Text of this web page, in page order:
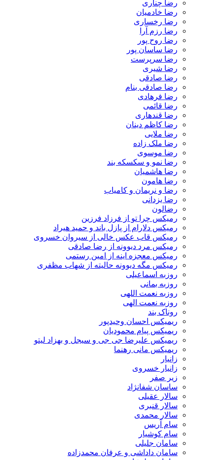
رضا چناری
رضا خادمیان
رضا رخساری
رضا رزم آرا
رضا روح پور
رضا ساسان پور
رضا سرپرست
رضا شیری
رضا صادقی
رضا صادقی بنام
رضا فرهادی
رضا قائمی
رضا قندهاری
رضا کاظم دینان
رضا ملایی
رضا ملک زاده
رضا موسوی
رضا نمو و سکسکه بند
رضا هاشمیان
رضا هامون
رضا و نریمان و کامیاب
رضا یزدانی
رضالون
رمیکس چرا تو از فرزاد فرزین
رمیکس دلارام از پازل باند و حمید هیراد
رمیکس قاب عکس خالی از سیروان خسروی
رمیکس مرد دیوونه از رضا صادقی
رمیکس معجزه اینه از امین رستمی
رمیکس مگه دیوونه حالیته از شهاب مظفری
روزبه اسماعیلی
روزبه بمانی
روزبه نعمت اللهی
روزبه نعمت الهی
روناک بند
ریمیکس احسان وحیدپور
ریمیکس پیام محمودیان
ریمیکس علیرضا جی جی و سیجل و بهزاد لیتو
ریمیکس مانی رهنما
زانیار
زانیار خسروی
زیر صفر
ساسان شفانژاد
سالار عقیلی
سالار قنبری
سالار محمدی
سام آریس
سام کوشیار
سامان جلیلی
سامان داداشی و عرفان محمدزاده